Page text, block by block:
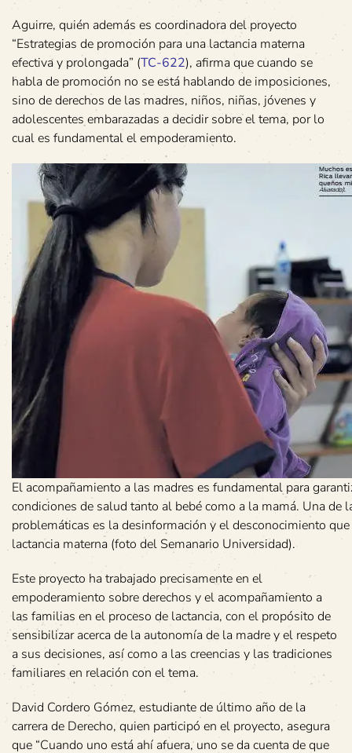
Aguirre, quién además es coordinadora del proyecto
“Estrategias de promoción para una lactancia materna
efectiva y prolongada” (TC-622), afirma que cuando se
habla de promoción no se está hablando de imposiciones,
sino de derechos de las madres, niños, niñas, jóvenes y
adolescentes embarazadas a decidir sobre el tema, por lo
cual es fundamental el empoderamiento.
El acompañamiento a las madres es fundamental para
condiciones de salud tanto al bebé como a la mamá. Una de
problemáticas es la desinformación y el desconocimiento
lactancia materna (foto del Semanario Universidad).
Este proyecto ha trabajado precisamente en el
empoderamiento sobre derechos y el acompañamiento a
las familias en el proceso de lactancia, con el propósito de
sensibilizar acerca de la autonomía de la madre y el respeto
a sus decisiones, así como a las creencias y las tradiciones
familiares en relación con el tema.
David Cordero Gómez, estudiante de último año de la
carrera de Derecho, quien participó en el proyecto, asegura
que “Cuando uno está ahí afuera, uno se da cuenta de que